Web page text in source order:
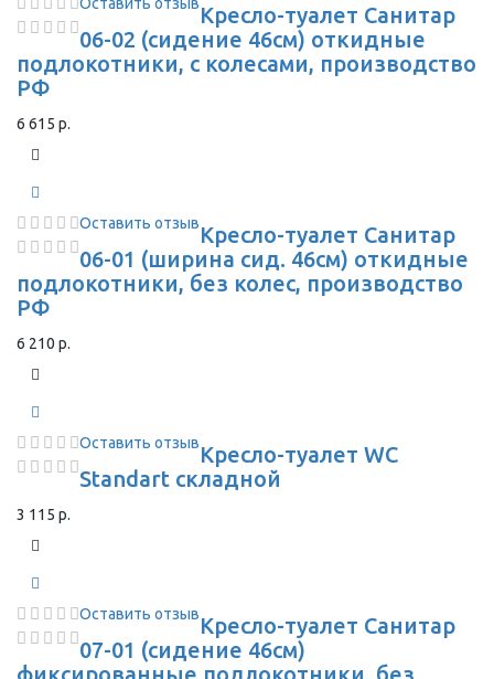
Кресло-туалет Санитар
06-02 (сидение 46см) откидные
подлокотники, с колесами, производство
РФ
6 615 р.
Оставить отзывКресло-туалет Санитар
06-01 (ширина сид. 46см) откидные
подлокотники, без колес, производство
РФ
6 210 р.
Оставить отзывКресло-туалет WC
Standart складной
3 115 р.
Оставить отзывКресло-туалет Санитар
07-01 (сидение 46см)